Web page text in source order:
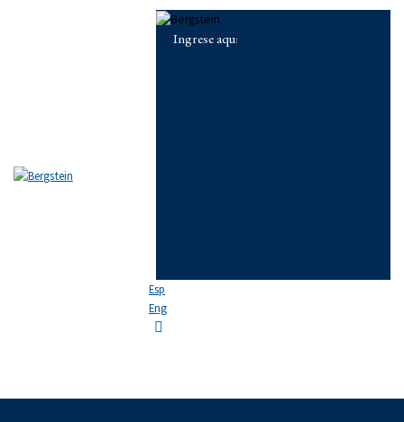
Skip to sidebarSkip to footer
Esp
Eng
ÁREAS DE PRÁCTICA